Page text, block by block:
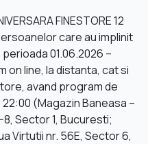
FINESTORE 12
care au implinit
01.06.2026 –
on line, la distanta, cat si
avand program de
(Magazin Baneasa –
Sector 1, Bucuresti;
Virtutii nr. 56E, Sector 6,